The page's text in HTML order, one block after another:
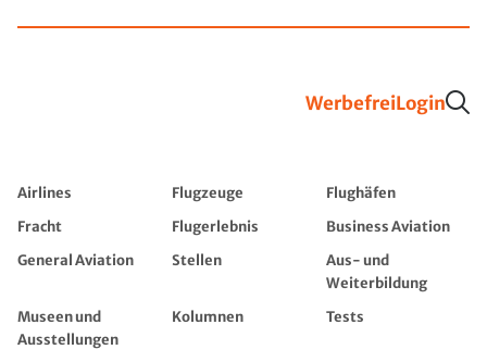
WerbefreiLogin
Airlines Flugzeuge
Flughäfen
Fracht
Flugerlebnis
Business Aviation
General Aviation
Stellen
Aus- und
Weiterbildung
Museen und
Ausstellungen
Kolumnen Tests